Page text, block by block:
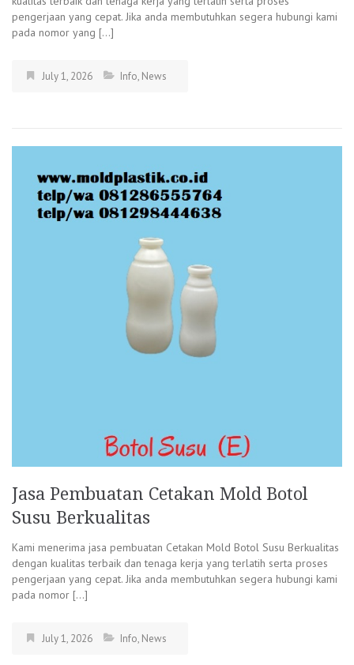
pengerjaan yang cepat. Jika anda membutuhkan segera hubungi kami
pada nomor yang […]
July 1, 2026 Info, News
Jasa Pembuatan Cetakan Mold Botol
Susu Berkualitas
Kami menerima jasa pembuatan Cetakan Mold Botol Susu Berkualitas
dengan kualitas terbaik dan tenaga kerja yang terlatih serta proses
pengerjaan yang cepat. Jika anda membutuhkan segera hubungi kami
pada nomor […]
July 1, 2026 Info, News